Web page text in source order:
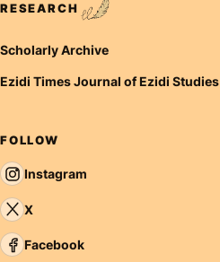
RESEARCH
Scholarly Archive
Ezidi Times Journal of Ezidi Studies
FOLLOW
Instagram
X
Facebook